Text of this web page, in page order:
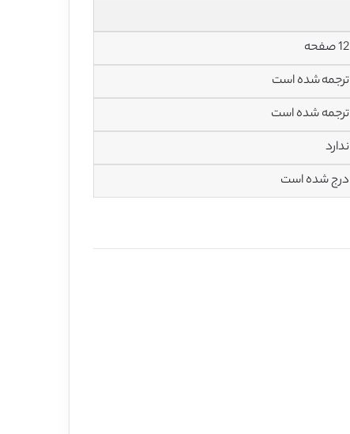
12 صفحه
ترجمه شده است
ترجمه شده است
ندارد
درج شده است